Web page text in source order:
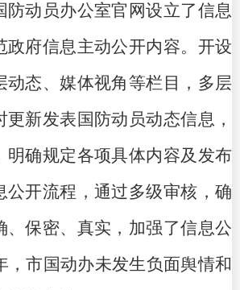
防动员办公室官网设立了信息
政府信息主动公开内容。开设
动态、媒体视角等栏目，多层
新发表国防动员动态信息，
明确规定各项具体内容及发布
公开流程，通过多级审核，确
、保密、真实，加强了信息公
，市国动办未发生负面舆情和